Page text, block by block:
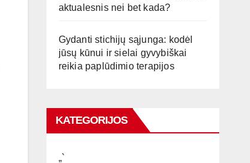
aktualesnis nei bet kada?
Gydanti stichijų sąjunga: kodėl
jūsų kūnui ir sielai gyvybiškai
reikia paplūdimio terapijos
KATEGORIJOS
„`